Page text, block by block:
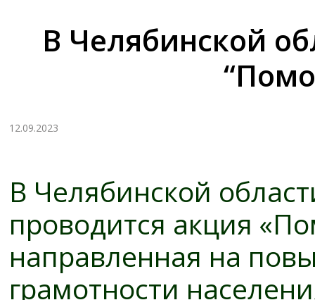
В Челябинской
12.09.2023
В Челябинской
проводится акция
направленная на
грамотности